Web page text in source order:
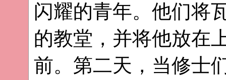
闪耀的青年。他们将
的教堂，并将他放在
前。第二天，当修士